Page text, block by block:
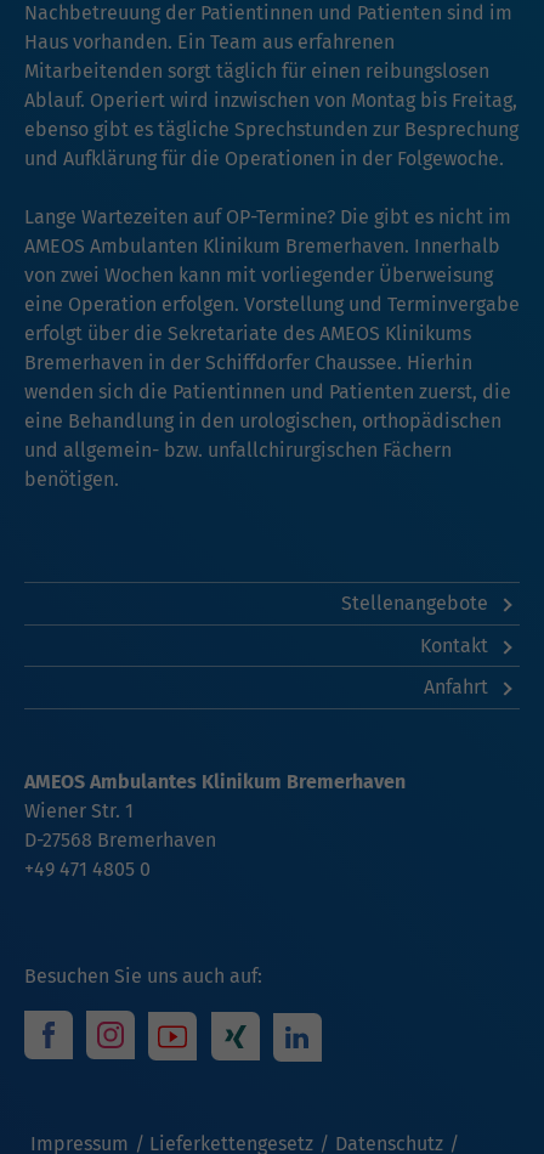
Nachbetreuung der Patientinnen und Patienten sind im
Haus vorhanden. Ein Team aus erfahrenen
Mitarbeitenden sorgt täglich für einen reibungslosen
Ablauf. Operiert wird inzwischen von Montag bis Freitag,
ebenso gibt es tägliche Sprechstunden zur Besprechung
und Aufklärung für die Operationen in der Folgewoche.
Lange Wartezeiten auf OP-Termine? Die gibt es nicht im
AMEOS Ambulanten Klinikum Bremerhaven. Innerhalb
von zwei Wochen kann mit vorliegender Überweisung
eine Operation erfolgen. Vorstellung und Terminvergabe
erfolgt über die Sekretariate des AMEOS Klinikums
Bremerhaven in der Schiffdorfer Chaussee. Hierhin
wenden sich die Patientinnen und Patienten zuerst, die
eine Behandlung in den urologischen, orthopädischen
und allgemein- bzw. unfallchirurgischen Fächern
benötigen.
Stellenangebote
Kontakt
Anfahrt
Besuchen Sie uns auch auf:
Impressum Lieferkettengesetz Datenschutz
AMEOS Ambulantes Klinikum Bremerhaven
Wiener Str. 1
D-27568 Bremerhaven
+49 471 4805 0